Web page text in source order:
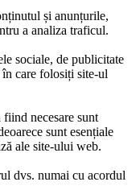
și anunțurile,
a analiza traficul.
sociale, de publicitate
care folosiți site-ul
necesare sunt
sunt esențiale
ale site-ului web.
dvs. numai cu acordul